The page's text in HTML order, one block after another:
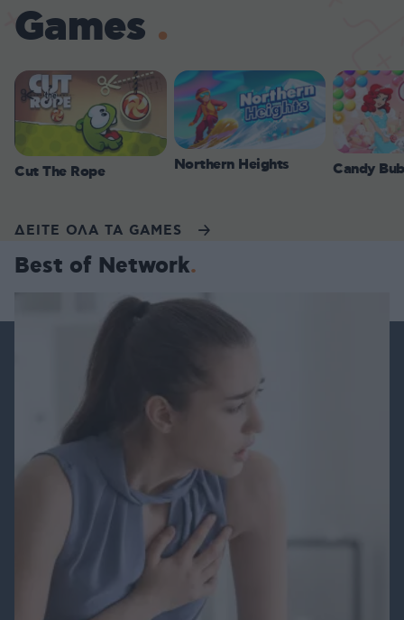
Games
Cut The Rope Northern Heights Candy
ΔΕΙΤΕ ΟΛΑ ΤΑ GAMES
Best of Network